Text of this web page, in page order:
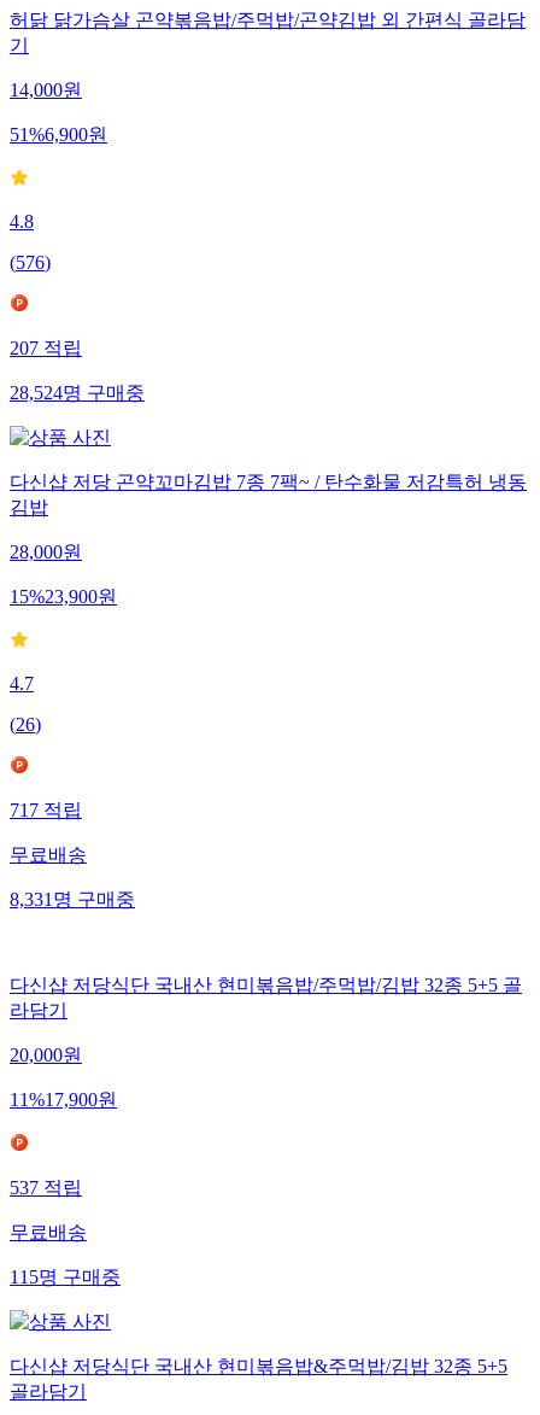
허닭 닭가슴살 곤약볶음밥/주먹밥/곤약김밥 외 간편식 골라담
기
14,000원
51%6,900원
4.8
(576)
207적립
28,524명구매중
다신샵 저당 곤약꼬마김밥 7종 7팩~ / 탄수화물 저감특허 냉동
김밥
28,000원
15%23,900원
4.7
(26)
717적립
무료배송
8,331명구매중
다신샵 저당식단 국내산 현미볶음밥/주먹밥/김밥 32종 5+5 골
라담기
20,000원
11%17,900원
537적립
무료배송
115명구매중
다신샵 저당식단 국내산 현미볶음밥&주먹밥/김밥 32종 5+5
골라담기